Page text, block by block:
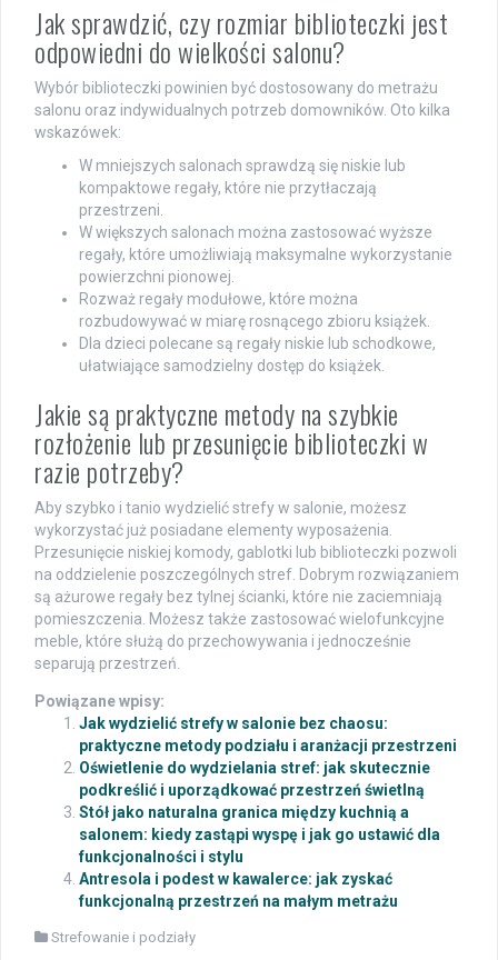
Jak sprawdzić, czy rozmiar biblioteczki jest
odpowiedni do wielkości salonu?
Wybór biblioteczki powinien być dostosowany do metrażu
salonu oraz indywidualnych potrzeb domowników. Oto kilka
wskazówek:
W mniejszych salonach sprawdzą się niskie lub
kompaktowe regały, które nie przytłaczają
przestrzeni.
W większych salonach można zastosować wyższe
regały, które umożliwiają maksymalne wykorzystanie
powierzchni pionowej.
Rozważ regały modułowe, które można
rozbudowywać w miarę rosnącego zbioru książek.
Dla dzieci polecane są regały niskie lub schodkowe,
ułatwiające samodzielny dostęp do książek.
Jakie są praktyczne metody na szybkie
rozłożenie lub przesunięcie biblioteczki w
razie potrzeby?
Aby szybko i tanio wydzielić strefy w salonie, możesz
wykorzystać już posiadane elementy wyposażenia.
Przesunięcie niskiej komody, gablotki lub biblioteczki pozwoli
na oddzielenie poszczególnych stref. Dobrym rozwiązaniem
są ażurowe regały bez tylnej ścianki, które nie zaciemniają
pomieszczenia. Możesz także zastosować wielofunkcyjne
meble, które służą do przechowywania i jednocześnie
separują przestrzeń.
Powiązane wpisy:
Jak wydzielić strefy w salonie bez chaosu:
praktyczne metody podziału i aranżacji przestrzeni
Oświetlenie do wydzielania stref: jak skutecznie
podkreślić i uporządkować przestrzeń świetlną
Stół jako naturalna granica między kuchnią a
salonem: kiedy zastąpi wyspę i jak go ustawić dla
funkcjonalności i stylu
Antresola i podest w kawalerce: jak zyskać
funkcjonalną przestrzeń na małym metrażu
Strefowanie i podziały